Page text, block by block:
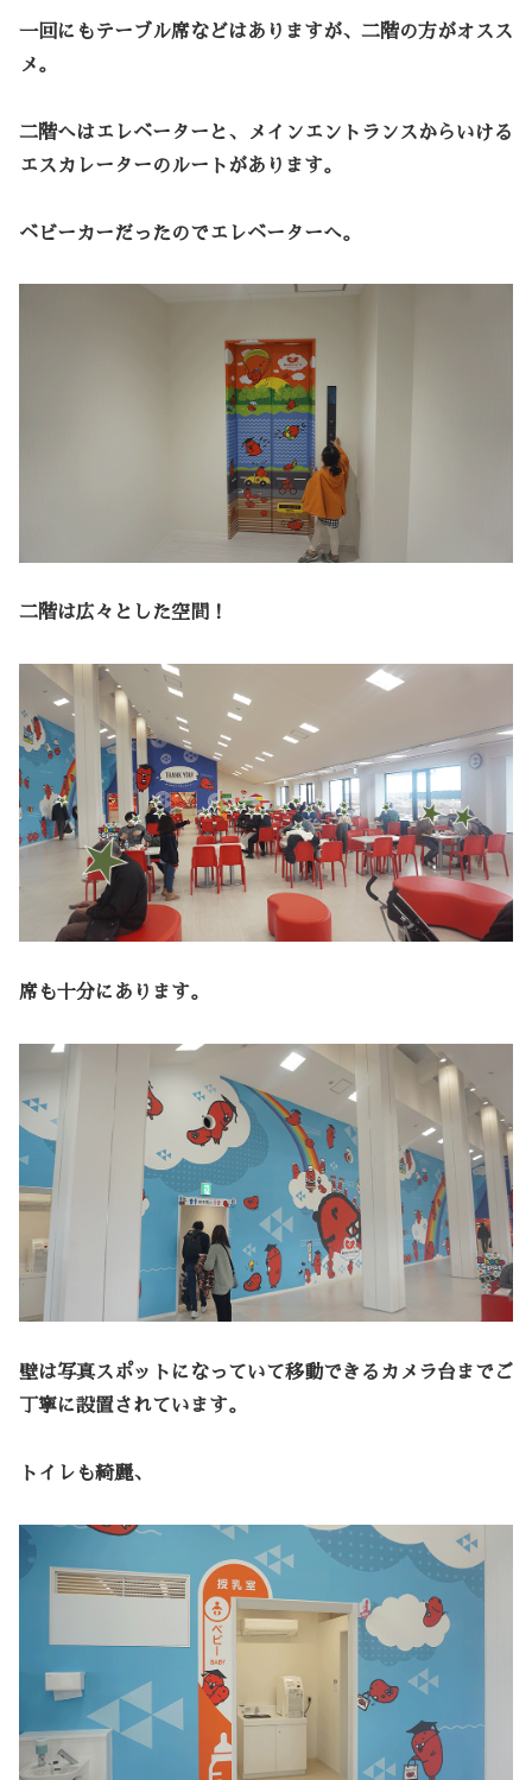
一回にもテーブル席などはありますが、二階の方がオスス
メ。
二階へはエレベーターと、メインエントランスからいける
エスカレーターのルートがあります。
ベビーカーだったのでエレベーターへ。
二階は広々とした空間！
席も十分にあります。
壁は写真スポットになっていて移動できるカメラ台までご
丁寧に設置されています。
トイレも綺麗、